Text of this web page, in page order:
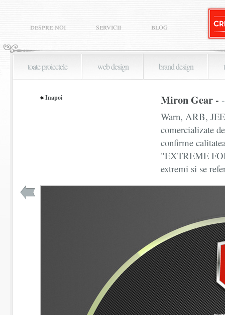
despre noi servicii blog
toate proiectele web design brand design
Inapoi Miron Gear -
Warn, ARB,
comercializate
confirme
"EXTREME
extremi si se